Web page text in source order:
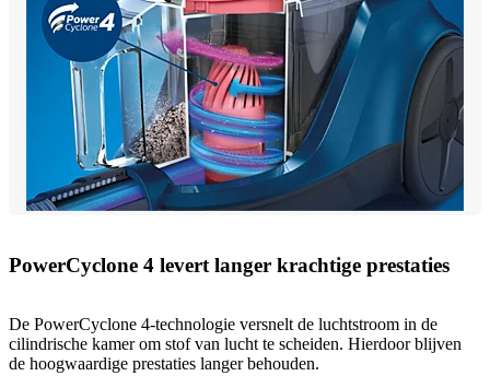
PowerCyclone 4 levert langer krachtige prestaties
De PowerCyclone 4-technologie versnelt de luchtstroom in de
cilindrische kamer om stof van lucht te scheiden. Hierdoor blijven
de hoogwaardige prestaties langer behouden.